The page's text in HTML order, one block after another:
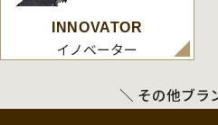
INNOVATOR
イノベーター
＼ その他ブラ